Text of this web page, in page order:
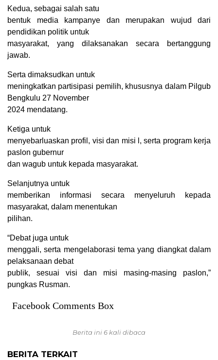
Kedua, sebagai salah satu
bentuk media kampanye dan merupakan wujud dari
pendidikan politik untuk
masyarakat, yang dilaksanakan secara bertanggung
jawab.
Serta dimaksudkan untuk
meningkatkan partisipasi pemilih, khususnya dalam Pilgub
Bengkulu 27 November
2024 mendatang.
Ketiga untuk
menyebarluaskan profil, visi dan misi l, serta program kerja
paslon gubernur
dan wagub untuk kepada masyarakat.
Selanjutnya untuk
memberikan informasi secara menyeluruh kepada
masyarakat, dalam menentukan
pilihan.
“Debat juga untuk
menggali, serta mengelaborasi tema yang diangkat dalam
pelaksanaan debat
publik, sesuai visi dan misi masing-masing paslon,”
pungkas Rusman.
Facebook Comments Box
Berita ini 6 kali dibaca
BERITA TERKAIT